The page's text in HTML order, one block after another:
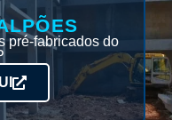
pré-fabricados do